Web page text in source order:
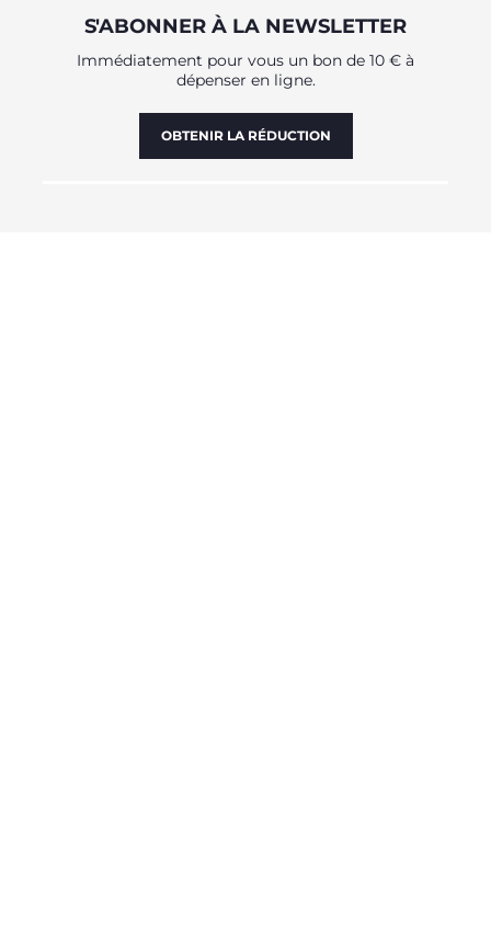
S'ABONNER À LA NEWSLETTER
Immédiatement pour vous un bon de 10 € à
dépenser en ligne.
OBTENIR LA RÉDUCTION